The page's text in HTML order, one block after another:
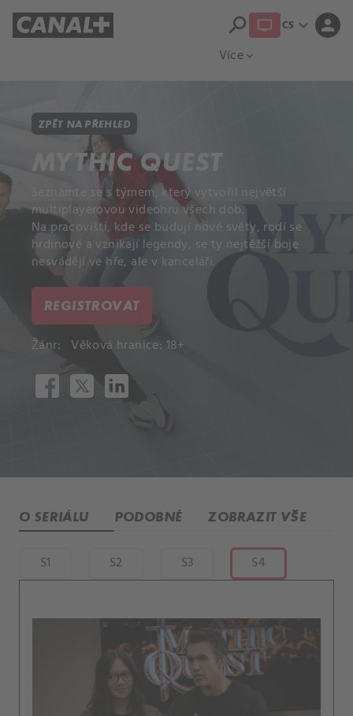
Více expand_more
search CS expand_more person
ZPĚT NA PŘEHLED
MYTHIC QUEST
Seznamte se s týmem, který vytvořil největší
multiplayerovou videohru všech dob.
Na pracovišti, kde se budují nové světy, rodí se
hrdinové a vznikají legendy, se ty nejtěžší boje
nesvádějí ve hře, ale v kanceláři.
REGISTROVAT
Žánr: Věková hranice: 18+
O SERIÁLU PODOBNÉ ZOBRAZIT VŠE
S1 S2 S3 S4